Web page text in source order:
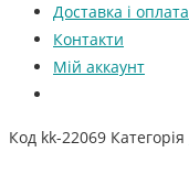
Доставка і оплата
Контакти
Мій аккаунт
Код kk-22069 Категорія